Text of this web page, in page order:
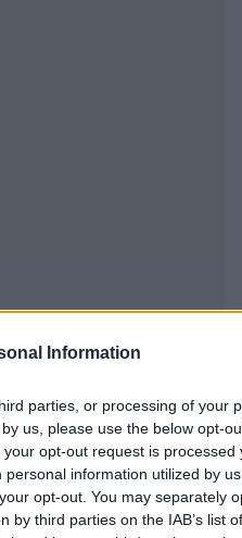
Information
parties, or processing of your
us, please use the below opt-
opt-out request is processed
information utilized by
opt-out. You may separately
third parties on the IAB’s list